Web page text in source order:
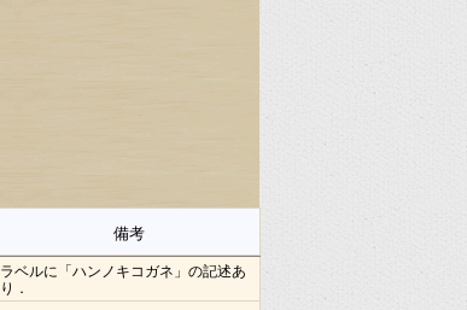
備考
ラベルに「ハンノキコガネ」の記述あ
り．